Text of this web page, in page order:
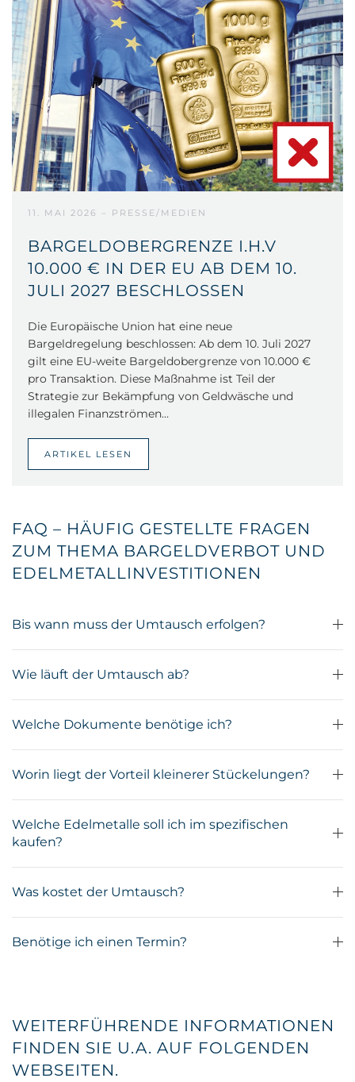
11. MAI 2026 – PRESSE/MEDIEN
BARGELDOBERGRENZE I.H.V
10.000 € IN DER EU AB DEM 10.
JULI 2027 BESCHLOSSEN
Die Europäische Union hat eine neue
Bargeldregelung beschlossen: Ab dem 10. Juli 2027
gilt eine EU-weite Bargeldobergrenze von 10.000 €
pro Transaktion. Diese Maßnahme ist Teil der
Strategie zur Bekämpfung von Geldwäsche und
illegalen Finanzströmen…
ARTIKEL LESEN
FAQ – HÄUFIG GESTELLTE FRAGEN
ZUM THEMA BARGELDVERBOT UND
EDELMETALLINVESTITIONEN
Bis wann muss der Umtausch erfolgen?
Wie läuft der Umtausch ab?
Welche Dokumente benötige ich?
Worin liegt der Vorteil kleinerer Stückelungen?
Welche Edelmetalle soll ich im spezifischen
kaufen?
Was kostet der Umtausch?
Benötige ich einen Termin?
WEITERFÜHRENDE INFORMATIONEN
FINDEN SIE U.A. AUF FOLGENDEN
WEBSEITEN.